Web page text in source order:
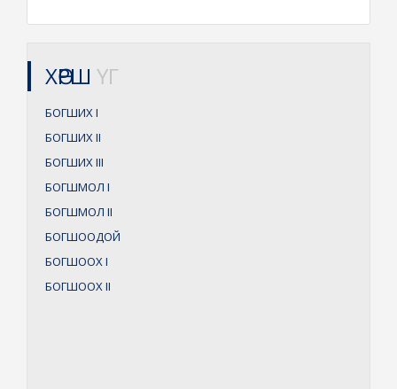
ХӨРШ ҮГ
БОГШИХI
БОГШИХII
БОГШИХIII
БОГШМОЛ I
БОГШМОЛ II
БОГШООДОЙ
БОГШООХI
БОГШООХII